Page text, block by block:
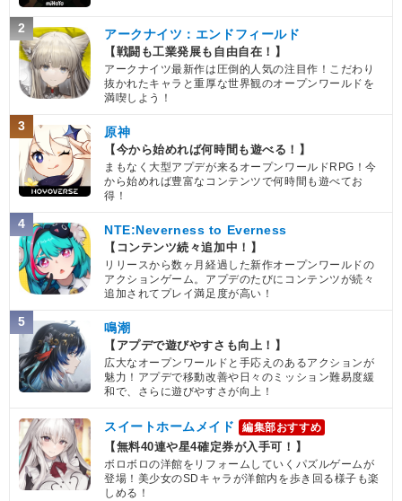
2 アークナイツ：エンドフィールド
【戦闘も工業発展も自由自在！】
アークナイツ最新作は圧倒的人気の注目作！こだわり
抜かれたキャラと重厚な世界観のオープンワールドを
満喫しよう！
3 原神
【今から始めれば何時間も遊べる！】
まもなく大型アプデが来るオープンワールドRPG！今
から始めれば豊富なコンテンツで何時間も遊べてお
得！
4 NTE:Neverness to Everness
【コンテンツ続々追加中！】
リリースから数ヶ月経過した新作オープンワールドの
アクションゲーム。アプデのたびにコンテンツが続々
追加されてプレイ満足度が高い！
5 鳴潮
【アプデで遊びやすさも向上！】
広大なオープンワールドと手応えのあるアクションが
魅力！アプデで移動改善や日々のミッション難易度緩
和で、さらに遊びやすさが向上！
スイートホームメイド 編集部おすすめ
【無料40連や星4確定券が入手可！】
ボロボロの洋館をリフォームしていくパズルゲームが
登場！美少女のSDキャラが洋館内を歩き回る様子も楽
しめる！